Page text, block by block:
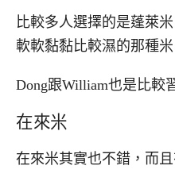
比較多人選擇的是蓬萊
軟軟黏黏比較濕的那種米
Dong跟William也是比較
在來米
在來米其實也不錯，而